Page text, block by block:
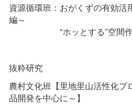
資源循環班：おがくずの有効
編～
“ホッとする”空間作り
抜粋研究
農村文化班【里地里山活性化
品開発を中心に～】